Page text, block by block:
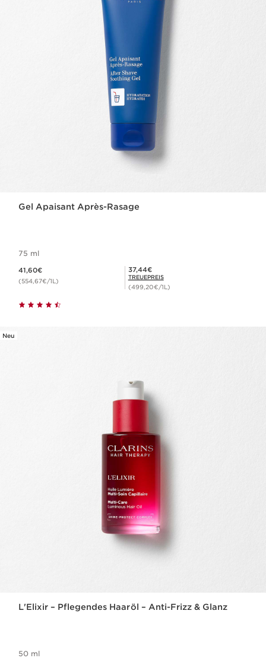
Gel Apaisant Après-Rasage
75 ml
41,60€
(554,67€/1L)
Mitgliederpreis 37,44€
37,44€
TREUEPREIS
(499,20€/1L)
Neu
L'Elixir – Pflegendes Haaröl – Anti-Frizz & Glanz
50 ml